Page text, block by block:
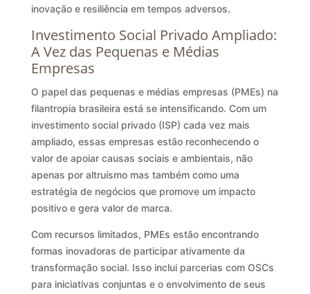
inovação e resiliência em tempos adversos.
Investimento Social Privado Ampliado:
A Vez das Pequenas e Médias
Empresas
O papel das pequenas e médias empresas (PMEs) na
filantropia brasileira está se intensificando. Com um
investimento social privado (ISP) cada vez mais
ampliado, essas empresas estão reconhecendo o
valor de apoiar causas sociais e ambientais, não
apenas por altruísmo mas também como uma
estratégia de negócios que promove um impacto
positivo e gera valor de marca.
Com recursos limitados, PMEs estão encontrando
formas inovadoras de participar ativamente da
transformação social. Isso inclui parcerias com OSCs
para iniciativas conjuntas e o envolvimento de seus